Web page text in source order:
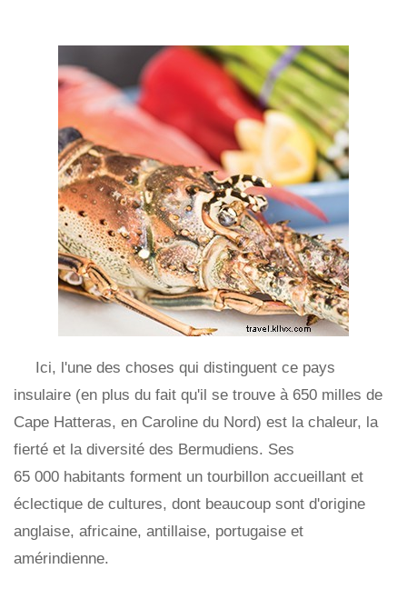
Ici, l'une des choses qui distinguent ce pays
insulaire (en plus du fait qu'il se trouve à 650 milles de
Cape Hatteras, en Caroline du Nord) est la chaleur, la
fierté et la diversité des Bermudiens. Ses
65 000 habitants forment un tourbillon accueillant et
éclectique de cultures, dont beaucoup sont d'origine
anglaise, africaine, antillaise, portugaise et
amérindienne.